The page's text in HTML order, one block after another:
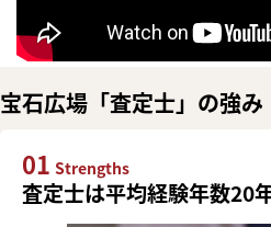
宝石広場「査定士」の強み
01 Strengths
査定士は平均経験年数20